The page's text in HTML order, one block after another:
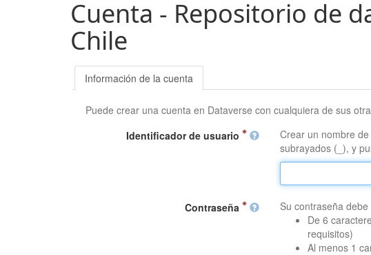
Cuenta - Repositorio de
Chile
Información de la cuenta
Puede crear una cuenta en Dataverse con cualquiera de sus
Identificador de usuario
Crear un nombre
subrayados (_), y
Contraseña
Su contraseña
De 6
requisitos)
Al menos 1